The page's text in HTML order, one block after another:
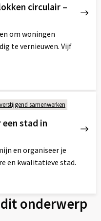
circulair –
om woningen
te vernieuwen. Vijf
samenwerken
stad in
en organiseer je
en kwalitatieve stad.
onderwerp